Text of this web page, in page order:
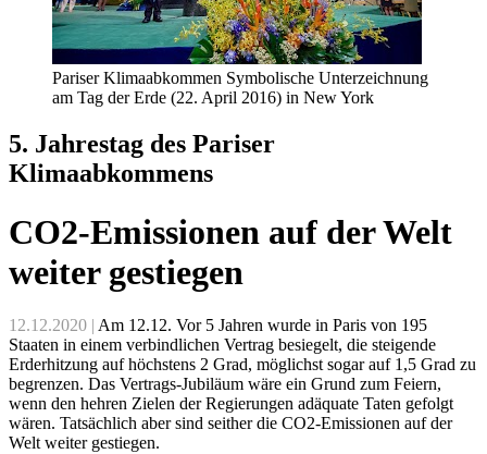
Pariser Klimaabkommen Symbolische Unterzeichnung
am Tag der Erde (22. April 2016) in New York
5. Jahrestag des Pariser
Klimaabkommens
CO2-Emissionen auf der Welt
weiter gestiegen
12.12.2020 | Am 12.12. Vor 5 Jahren wurde in Paris von 195
Staaten in einem verbindlichen Vertrag besiegelt, die steigende
Erderhitzung auf höchstens 2 Grad, möglichst sogar auf 1,5 Grad zu
begrenzen. Das Vertrags-Jubiläum wäre ein Grund zum Feiern,
wenn den hehren Zielen der Regierungen adäquate Taten gefolgt
wären. Tatsächlich aber sind seither die CO2-Emissionen auf der
Welt weiter gestiegen.